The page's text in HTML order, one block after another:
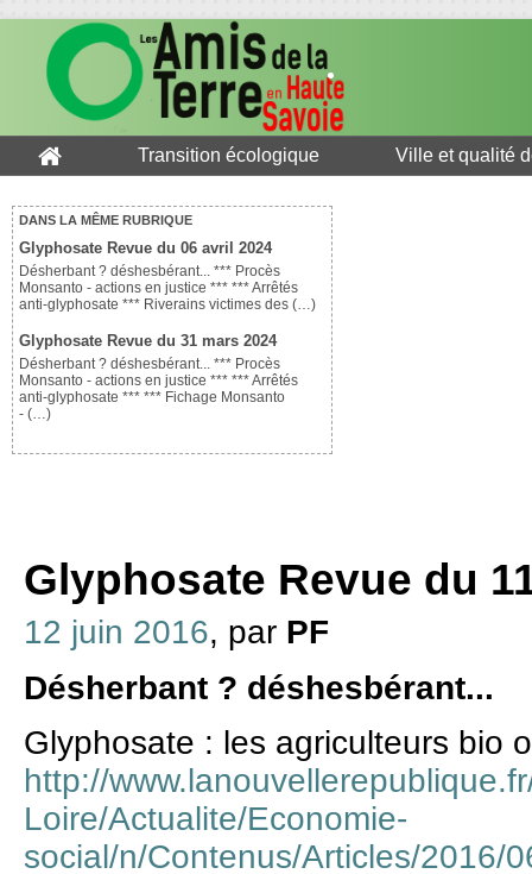
Transition écologique Ville et qualité
DANS LA MÊME RUBRIQUE
Glyphosate Revue du 06 avril 2024
Désherbant ? déshesbérant... *** Procès
Monsanto - actions en justice *** *** Arrêtés
anti-glyphosate *** Riverains victimes des (…)
Glyphosate Revue du 31 mars 2024
Désherbant ? déshesbérant... *** Procès
Monsanto - actions en justice *** *** Arrêtés
anti-glyphosate *** *** Fichage Monsanto
- (…)
Glyphosate Revue du
12 juin 2016, par PF
Désherbant ? déshesbérant...
Glyphosate : les agriculteurs bio
http://
Loire/Actualite/Economie-
social/n/Contenus/Articles/2016/